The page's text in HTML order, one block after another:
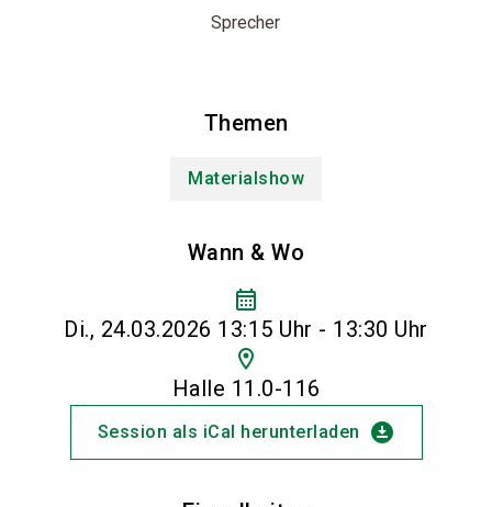
Sprecher
Themen
Materialshow
Wann & Wo
calendar_month
Di., 24.03.2026 13:15 Uhr - 13:30 Uhr
location_on
Halle 11.0-116
Session als iCal herunterladen download_for_offline